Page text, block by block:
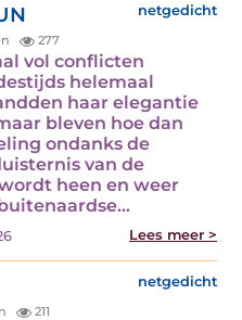
netgedicht
277
vol conflicten
helemaal
haar elegantie
bleven hoe dan
ondanks de
van de
heen en weer
Lees meer >
netgedicht
211